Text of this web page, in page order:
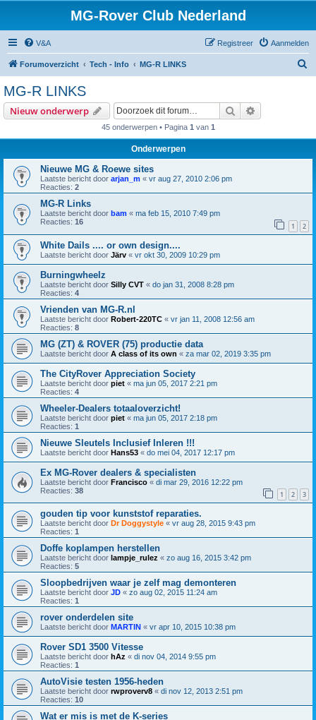
MG-Rover Club Nederland
V&A Aanmelden
Registreer
Forumoverzicht Tech - Info MG-R LINKS
MG-R LINKS
Nieuw onderwerp Zoek
45 onderwerpen • Pagina 1 van 1
Onderwerpen
Nieuwe MG & Roewe sites
Laatste bericht door arjan_m « vr aug 27, 2010 2:06 pm
Reacties: 2
MG-R Links
Laatste bericht door bam « ma feb 15, 2010 7:49 pm
Reacties: 16 1 2
White Dails .... or own design....
Laatste bericht door Järv « vr okt 30, 2009 10:29 pm
Burningwheelz
Laatste bericht door Silly CVT « do jan 31, 2008 8:28 pm
Reacties: 4
Vrienden van MG-R.nl
Laatste bericht door Robert-220TC « vr jan 11, 2008 12:56 am
Reacties: 8
MG (ZT) & ROVER (75) productie data
Laatste bericht door A class of its own « za mar 02, 2019 3:35 pm
The CityRover Appreciation Society
Laatste bericht door piet « ma jun 05, 2017 2:21 pm
Reacties: 4
Wheeler-Dealers totaaloverzicht!
Laatste bericht door piet « ma jun 05, 2017 2:18 pm
Reacties: 1
Nieuwe Sleutels Inclusief Inleren !!!
Laatste bericht door Hans53 « do mei 04, 2017 12:17 pm
Ex MG-Rover dealers & specialisten
Laatste bericht door Francisco « di mar 29, 2016 12:22 pm
Reacties: 38 1 2 3
gouden tip voor kunststof reparaties.
Laatste bericht door Dr Doggystyle « vr aug 28, 2015 9:43 pm
Reacties: 1
Doffe koplampen herstellen
Laatste bericht door lampje_rulez « zo aug 16, 2015 3:42 pm
Reacties: 5
Sloopbedrijven waar je zelf mag demonteren
Laatste bericht door JD « zo aug 02, 2015 11:24 am
Reacties: 1
rover onderdelen site
Laatste bericht door MARTIN « vr apr 10, 2015 10:38 pm
Rover SD1 3500 Vitesse
Laatste bericht door hAz « di nov 04, 2014 9:55 pm
Reacties: 1
AutoVisie testen 1956-heden
Laatste bericht door rwproverv8 « di nov 12, 2013 2:51 pm
Reacties: 10
Wat er mis is met de K-series